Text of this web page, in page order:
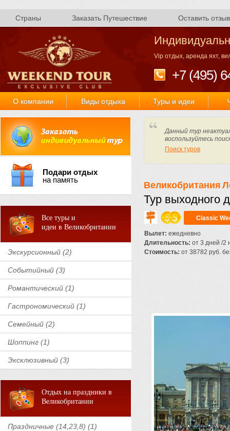
Страны Заказать Путешествие Оставить отзыв
Vip отдых, аренда яхт,
+7 (495)
О компании Виды отдыха Туры и идеи
Подари отдых
на память
Все туры и
идеи в Великобритании
Экскурсионный (2)
Событийный (3)
Романтический (1)
Гастрономический (1)
Семейный (2)
Шоппинг (1)
Эксклюзивный (3)
Отдых на праздники в
Великобритании
Праздничные (14,23,8) (1)
Данный тур
воспользуйтесь
Поиск туров
Великобритания
Тур выходного
Classic
Вылет: ежедневно
Длительность: от 3 дней /2
Стоимость: от 38782 руб.